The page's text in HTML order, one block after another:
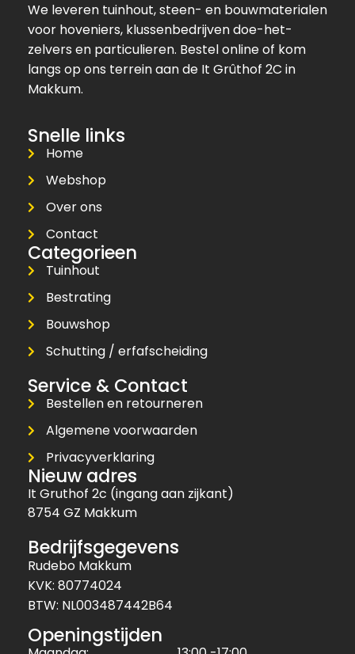
We leveren tuinhout, steen- en bouwmaterialen
voor hoveniers, klussenbedrijven doe-het-
zelvers en particulieren. Bestel online of kom
langs op ons terrein aan de It Grûthof 2C in
Makkum.
Snelle links
Home
Webshop
Over ons
Contact
Categorieen
Tuinhout
Bestrating
Bouwshop
Schutting / erfafscheiding
Service & Contact
Bestellen en retourneren
Algemene voorwaarden
Privacyverklaring
Nieuw adres
It Gruthof 2c (ingang aan zijkant)
8754 GZ Makkum
Bedrijfsgegevens
Rudebo Makkum
KVK: 80774024
BTW: NL003487442B64
Openingstijden